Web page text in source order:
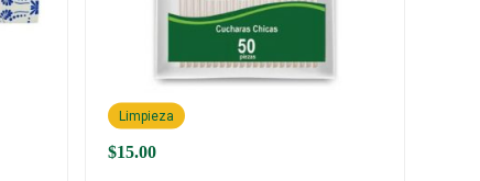
$15.00
Limpieza